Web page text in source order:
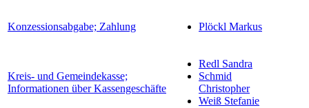
Konzessionsabgabe; Zahlung Plöckl Markus
Kreis- und Gemeindekasse;
Informationen über Kassengeschäfte
Redl Sandra
Schmid
Christopher
Weiß Stefanie